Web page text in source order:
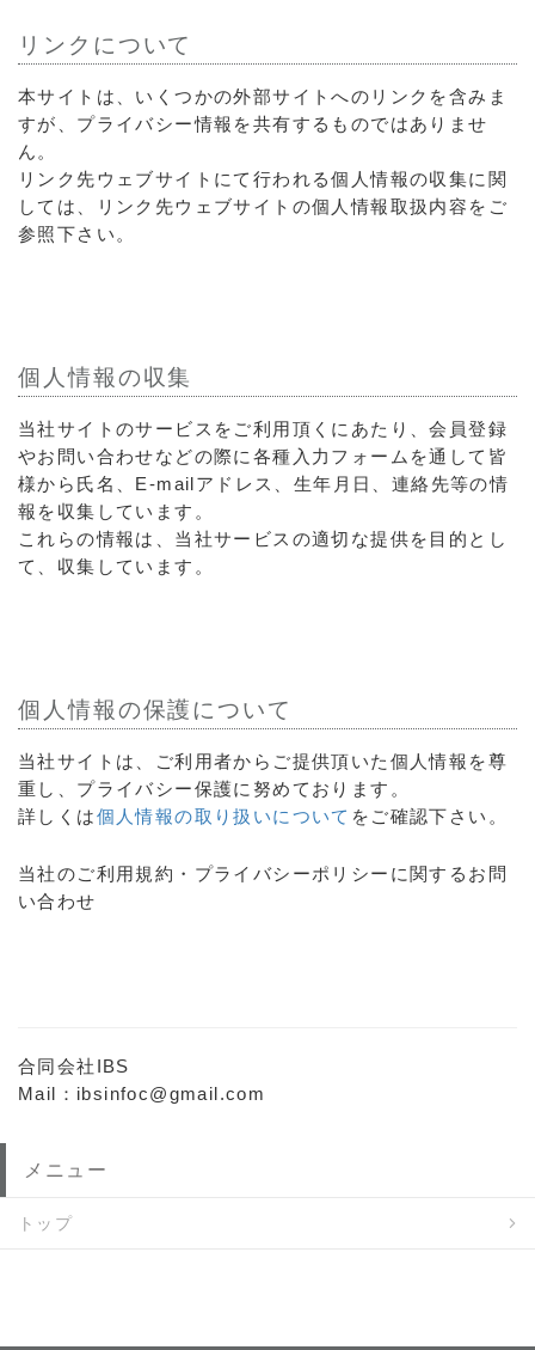
リンクについて
本サイトは、いくつかの外部サイトへのリンクを含みま
すが、プライバシー情報を共有するものではありませ
ん。
リンク先ウェブサイトにて行われる個人情報の収集に関
しては、リンク先ウェブサイトの個人情報取扱内容をご
参照下さい。
個人情報の収集
当社サイトのサービスをご利用頂くにあたり、会員登録
やお問い合わせなどの際に各種入力フォームを通して皆
様から氏名、E-mailアドレス、生年月日、連絡先等の情
報を収集しています。
これらの情報は、当社サービスの適切な提供を目的とし
て、収集しています。
個人情報の保護について
当社サイトは、ご利用者からご提供頂いた個人情報を尊
重し、プライバシー保護に努めております。
詳しくは個人情報の取り扱いについて をご確認下さい。
当社のご利用規約・プライバシーポリシーに関するお問
い合わせ
合同会社IBS
Mail：ibsinfoc@gmail.com
メニュー
トップ